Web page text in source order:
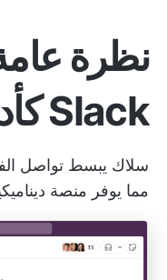
نظرة
Slack كأداة تواصل
سلاك يبسط تواصل
مما يوفر منصة